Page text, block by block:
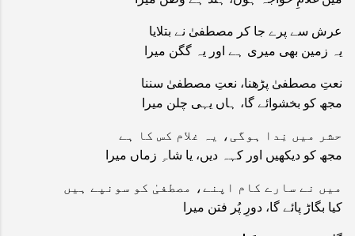
عرش سے پرے جا کر مصطفیٰ نے بتلایا
یہ زمین بھی میری ہے اور یہ گگن میرا
نعتِ مصطفیٰ پڑھنا، نعتِ مصطفیٰ سننا
مجھ کو بخشوائے گا، ہاں یہی چلن میرا
حشر میں نِدا ہوگی، یہ غلام کس کا ہے
مجھ کو دیکھیں اور کہہ دیں، یا شاہِ زماں میرا
میں نے سارے کام اپنے، مصطفیٰ کو سونپے ہیں
کیا بگاڑ پائے گا، دورِ پُر فتن میرا